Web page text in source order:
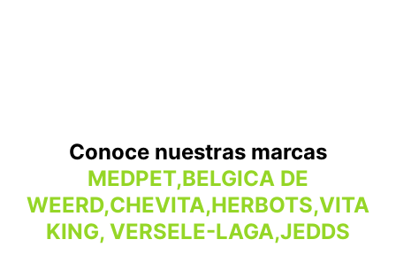
Conoce nuestras marcas
MEDPET,BELGICA DE
WEERD,CHEVITA,HERBOTS,VITA
KING, VERSELE-LAGA,JEDDS